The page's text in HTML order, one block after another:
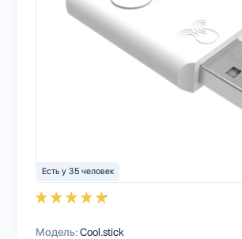
Есть у 35 человек
Модель:Cool.stick